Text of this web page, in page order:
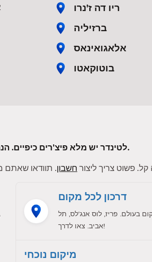
ריו דה ז'נרו
ברזיליה
אלאגואינאס
בוטוקאטו
לטינדר יש מלא פיצ'רים כיפיים. הנה כמה פיצ'רים שיהפכו את החוויה שלכם בטינדר לטובה פי אלף.
פשוט צריך ליצור חשבון
דרכון לכל מקום
בעולם. פריז, לוס אנג'לס, תל
אביב. צאו לדרך!
מיקום נוכחי